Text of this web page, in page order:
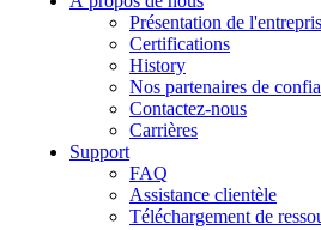
Présentation de
Certifications
History
Nos partenaires de
Contactez-nous
Carrières
Support
FAQ
Assistance clientèle
Téléchargement de